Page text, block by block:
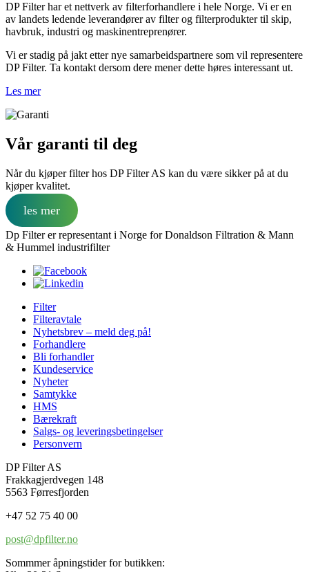
DP Filter har et nettverk av filterforhandlere i hele Norge. Vi er en
av landets ledende leverandører av filter og filterprodukter til skip,
havbruk, industri og maskinentreprenører.
Vi er stadig på jakt etter nye samarbeidspartnere som vil representere
DP Filter. Ta kontakt dersom dere mener dette høres interessant ut.
Les mer
Vår garanti til deg
Når du kjøper filter hos DP Filter AS kan du være sikker på at du
kjøper kvalitet.
les mer
Dp Filter er representant i Norge for Donaldson Filtration & Mann
& Hummel industrifilter
Filter
Filteravtale
Nyhetsbrev – meld deg på!
Forhandlere
Bli forhandler
Kundeservice
Nyheter
Samtykke
HMS
Bærekraft
Salgs- og leveringsbetingelser
Personvern
DP Filter AS
Frakkagjerdvegen 148
5563 Førresfjorden
+47 52 75 40 00
post@dpfilter.no
Sommmer åpningstider for butikken: